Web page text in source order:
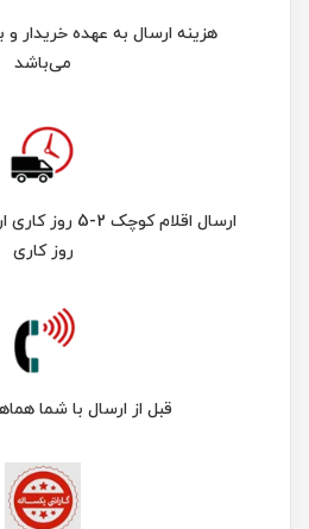
هزینه ارسال به عهده خریدار
می‌باشد
روز کاری
قبل از ارسال با شما